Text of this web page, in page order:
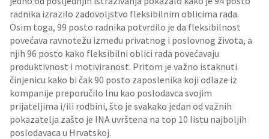
radnika izrazilo zadovoljstvo fleksibilnim oblicima rada.
Osim toga, 99 posto radnika potvrdilo je da fleksibilnost
povećava ravnotežu između privatnog i poslovnog života, a
njih 96 posto kako fleksibilni oblici rada povećavaju
produktivnost i motiviranost. Pritom je važno istaknuti
činjenicu kako bi čak 90 posto zaposlenika koji odlaze iz
kompanije preporučilo Inu kao poslodavca svojim
prijateljima i/ili rodbini, što je svakako jedan od važnih
pokazatelja zašto je INA uvrštena na top 10 listu najboljih
poslodavaca u Hrvatskoj.